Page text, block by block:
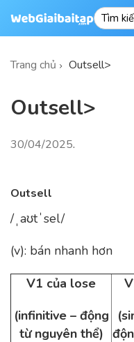
Trang chủ Outsell>
Outsell>
30/04/2025.
Outsell
/ˌaʊtˈsel/
(v): bán nhanh hơn
V1 của lose
(infinitive – động
từ nguyên thể)